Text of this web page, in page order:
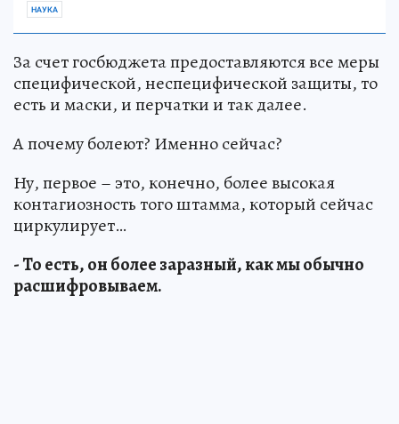
НАУКА
За счет госбюджета предоставляются все меры
специфической, неспецифической защиты, то
есть и маски, и перчатки и так далее.
А почему болеют? Именно сейчас?
Ну, первое – это, конечно, более высокая
контагиозность того штамма, который сейчас
циркулирует…
- То есть, он более заразный, как мы обычно
расшифровываем.